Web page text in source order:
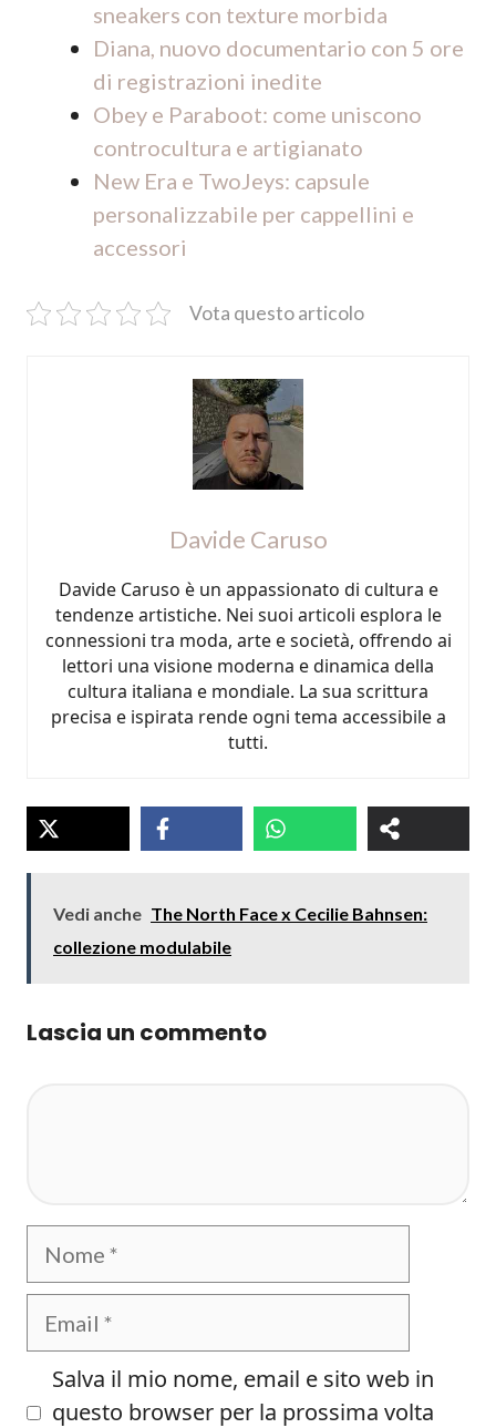
sneakers con texture morbida
Diana, nuovo documentario con 5 ore
di registrazioni inedite
Obey e Paraboot: come uniscono
controcultura e artigianato
New Era e TwoJeys: capsule
personalizzabile per cappellini e
accessori
Vota questo articolo
Davide Caruso
Davide Caruso è un appassionato di cultura e
tendenze artistiche. Nei suoi articoli esplora le
connessioni tra moda, arte e società, offrendo ai
lettori una visione moderna e dinamica della
cultura italiana e mondiale. La sua scrittura
precisa e ispirata rende ogni tema accessibile a
tutti.
Vedi anche The North Face x Cecilie Bahnsen:
collezione modulabile
Lascia un commento
Nome
Email
Salva il mio nome, email e sito web in
questo browser per la prossima volta